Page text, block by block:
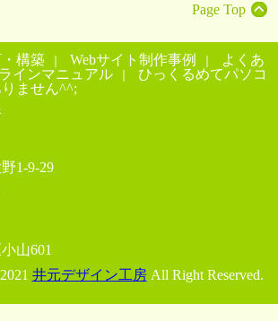
Page Top
構築 Webサイト制作事例
よくあ
インマニュアル
ひっくるめてパソコ
ません^^;
1-9-29
山601
井元デザイン工房All Right Reserved.